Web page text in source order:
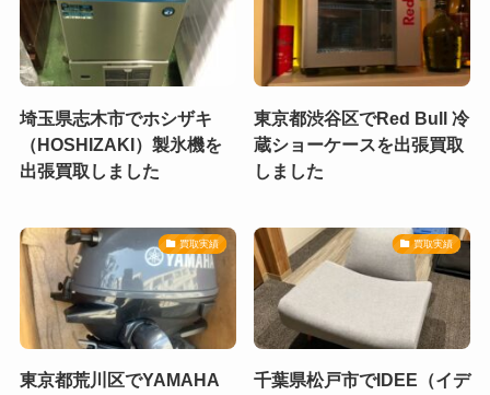
埼玉県志木市でホシザキ
（HOSHIZAKI）製氷機を
出張買取しました
東京都渋谷区でRed Bull 冷
蔵ショーケースを出張買取
しました
買取実績
東京都荒川区でYAMAHA
買取実績
千葉県松戸市でIDEE（イデ